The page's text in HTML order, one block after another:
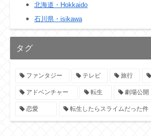
北海道・Hokkaido
石川県・isikawa
タグ
ファンタジー テレビ 旅行
アドベンチャー 転生 劇場公開
恋愛 転生したらスライムだった件